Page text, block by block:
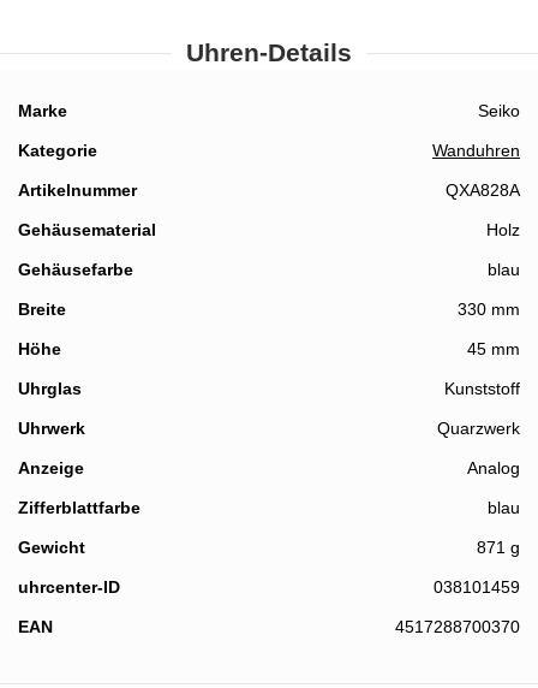
Uhren-Details
Details
Marke Seiko
Kategorie Wanduhren
Artikelnummer QXA828A
Gehäusematerial Holz
Gehäusefarbe blau
Breite 330 mm
Höhe 45 mm
Details
Uhrglas Kunststoff
Uhrwerk Quarzwerk
Anzeige Analog
Zifferblattfarbe blau
Gewicht 871 g
uhrcenter-ID 038101459
EAN 4517288700370